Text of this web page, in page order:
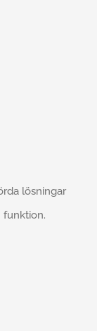
lösningar
funktion.